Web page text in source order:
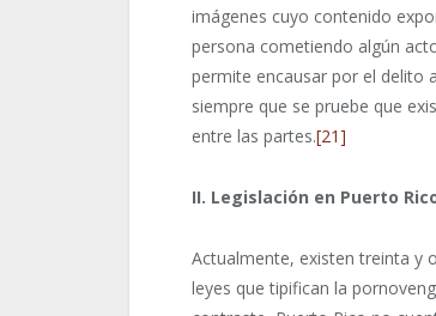
imágenes cuyo contenido
persona cometiendo algún
permite encausar por el delito
siempre que se pruebe que
entre las partes.[21]
II. Legislación en Puerto
Actualmente, existen treinta y
leyes que tipifican la